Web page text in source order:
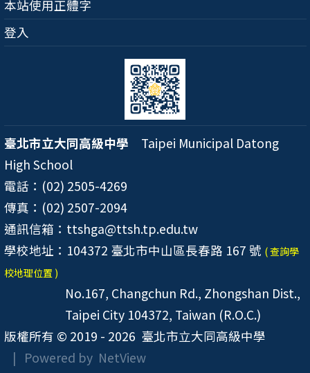
本站使用正體字
登入
臺北市立大同高級中學 Taipei Municipal Datong
High School
電話：(02) 2505-4269
傳真：(02) 2507-2094
通訊信箱：ttshga@ttsh.tp.edu.tw
學校地址：104372 臺北市中山區長春路 167 號 ( 查詢學
校地理位置 )
No.167, Changchun Rd., Zhongshan Dist.,
Taipei City 104372, Taiwan (R.O.C.)
版權所有 © 2019 - 2026 臺北市立大同高級中學
| Powered by NetView